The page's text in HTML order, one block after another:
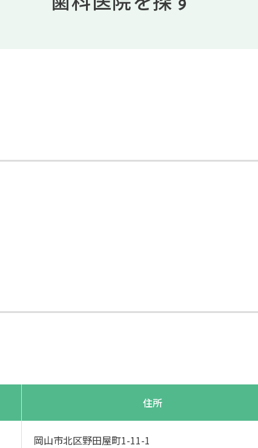
住所
岡山市北区野田屋町1-11-1